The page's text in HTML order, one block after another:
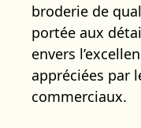
broderie de
portée aux
envers
appréciées par
commerciaux.